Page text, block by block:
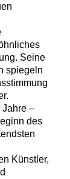
Seine
spiegeln
Jahre –
des
Künstler,